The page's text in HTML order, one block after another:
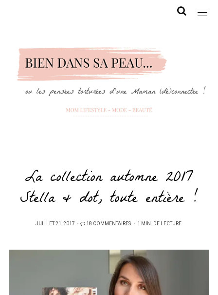
La collection automne 2017
Stella & dot, toute entière !
PUBLIÉ
JUILLET 21, 2017 18 COMMENTAIRES 1 MIN. DE LECTURE